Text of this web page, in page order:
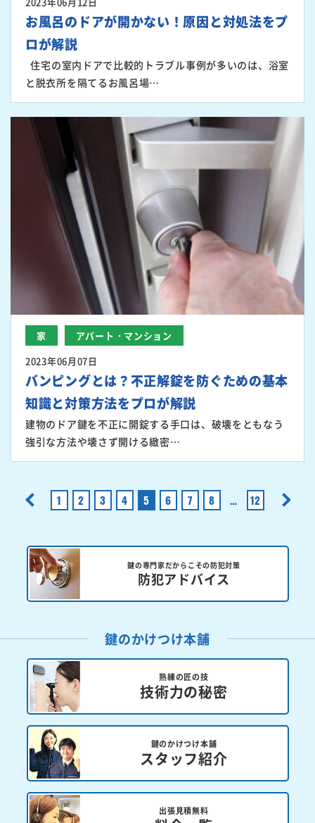
お風呂のドアが開かない！原因と対処法をプ
ロが解説
住宅の室内ドアで比較的トラブル事例が多いのは、浴室
と脱衣所を隔てるお風呂場…
家
アパート・マンション
2023年06月07日
バンピングとは？不正解錠を防ぐための基本
知識と対策方法をプロが解説
建物のドア鍵を不正に開錠する手口は、破壊をともなう
強引な方法や壊さず開ける緻密…
<
1 2 3 4 5 6 7 8 … 12
鍵の専門家だからこその防犯対策
防犯アドバイス
鍵のかけつけ本舗
熟練の匠の技
技術力の秘密
鍵のかけつけ本舗
スタッフ紹介
出張見積無料